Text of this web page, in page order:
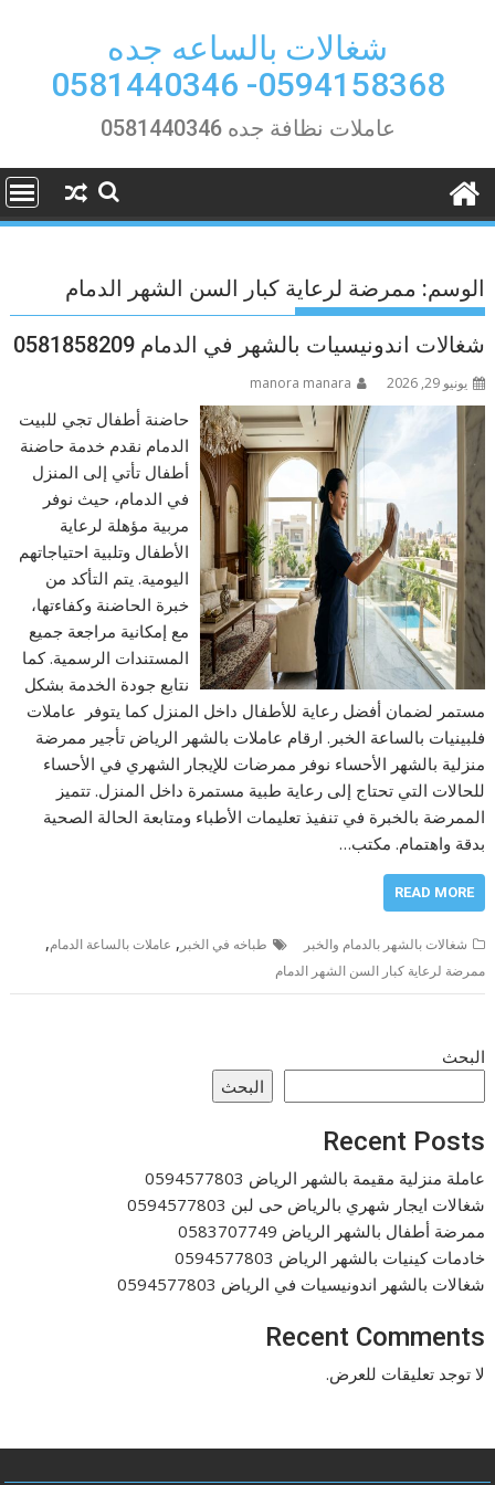
شغالات بالساعه جده
0594158368- 0581440346
عاملات نظافة جده 0581440346
الوسم: ممرضة لرعاية كبار السن الشهر الدمام
شغالات اندونيسيات بالشهر في الدمام 0581858209
يونيو 29, 2026 manora manara
حاضنة أطفال تجي للبيت
الدمام نقدم خدمة حاضنة
أطفال تأتي إلى المنزل
في الدمام، حيث نوفر
مربية مؤهلة لرعاية
الأطفال وتلبية احتياجاتهم
اليومية. يتم التأكد من
خبرة الحاضنة وكفاءتها،
مع إمكانية مراجعة جميع
المستندات الرسمية. كما
نتابع جودة الخدمة بشكل
مستمر لضمان أفضل رعاية للأطفال داخل المنزل كما يتوفر عاملات
فلبينيات بالساعة الخبر. ارقام عاملات بالشهر الرياض تأجير ممرضة
منزلية بالشهر الأحساء نوفر ممرضات للإيجار الشهري في الأحساء
للحالات التي تحتاج إلى رعاية طبية مستمرة داخل المنزل. تتميز
الممرضة بالخبرة في تنفيذ تعليمات الأطباء ومتابعة الحالة الصحية
بدقة واهتمام. مكتب…
READ MORE
شغالات بالشهر بالدمام والخبر طباخه في الخبر , عاملات بالساعة الدمام,
ممرضة لرعاية كبار السن الشهر الدمام
البحث
البحث
Recent Posts
عاملة منزلية مقيمة بالشهر الرياض 0594577803
شغالات ايجار شهري بالرياض حى لبن 0594577803
ممرضة أطفال بالشهر الرياض 0583707749
خادمات كينيات بالشهر الرياض 0594577803
شغالات بالشهر اندونيسيات في الرياض 0594577803
Recent Comments
لا توجد تعليقات للعرض.